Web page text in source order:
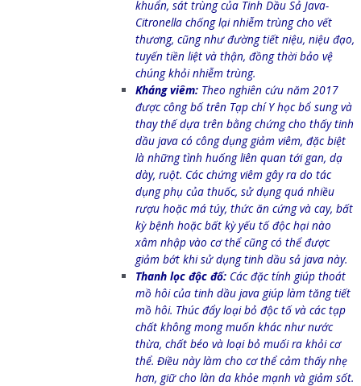
khuẩn, sát trùng của Tinh Dầu Sả Java-
Citronella chống lại nhiễm trùng cho vết
thương, cũng như đường tiết niệu, niệu đạo,
tuyến tiền liệt và thận, đồng thời bảo vệ
chúng khỏi nhiễm trùng.
Kháng viêm: Theo nghiên cứu năm 2017
được công bố trên Tạp chí Y học bổ sung và
thay thế dựa trên bằng chứng cho thấy tinh
dầu java có công dụng giảm viêm, đặc biệt
là những tình huống liên quan tới gan, dạ
dày, ruột. Các chứng viêm gây ra do tác
dụng phụ của thuốc, sử dụng quá nhiều
rượu hoặc má túy, thức ăn cứng và cay, bất
kỳ bệnh hoặc bất kỳ yếu tố độc hại nào
xâm nhập vào cơ thể cũng có thể được
giảm bớt khi sử dụng tinh dầu sả java này.
Thanh lọc độc đố: Các đặc tính giúp thoát
mồ hôi của tinh dầu java giúp làm tăng tiết
mồ hôi. Thúc đẩy loại bỏ độc tố và các tạp
chất không mong muốn khác như nước
thừa, chất béo và loại bỏ muối ra khỏi cơ
thể. Điều này làm cho cơ thể cảm thấy nhẹ
hơn, giữ cho làn da khỏe mạnh và giảm sốt.